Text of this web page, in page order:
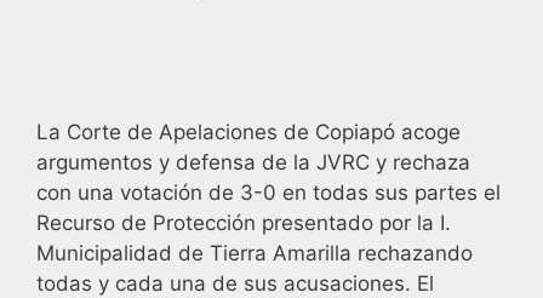
La Corte de Apelaciones de Copiapó acoge
argumentos y defensa de la JVRC y rechaza
con una votación de 3-0 en todas sus partes el
Recurso de Protección presentado por la I.
Municipalidad de Tierra Amarilla rechazando
todas y cada una de sus acusaciones. El